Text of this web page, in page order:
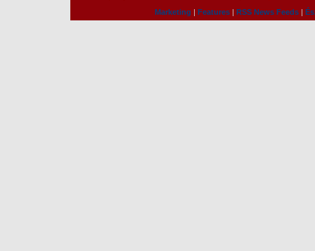
Marketing | Features | RSS News Feeds |